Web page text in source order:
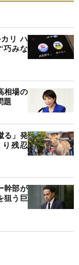
リ ハ
巧みな
相場の
題
る」発
残忍
幹部が
狙う巨